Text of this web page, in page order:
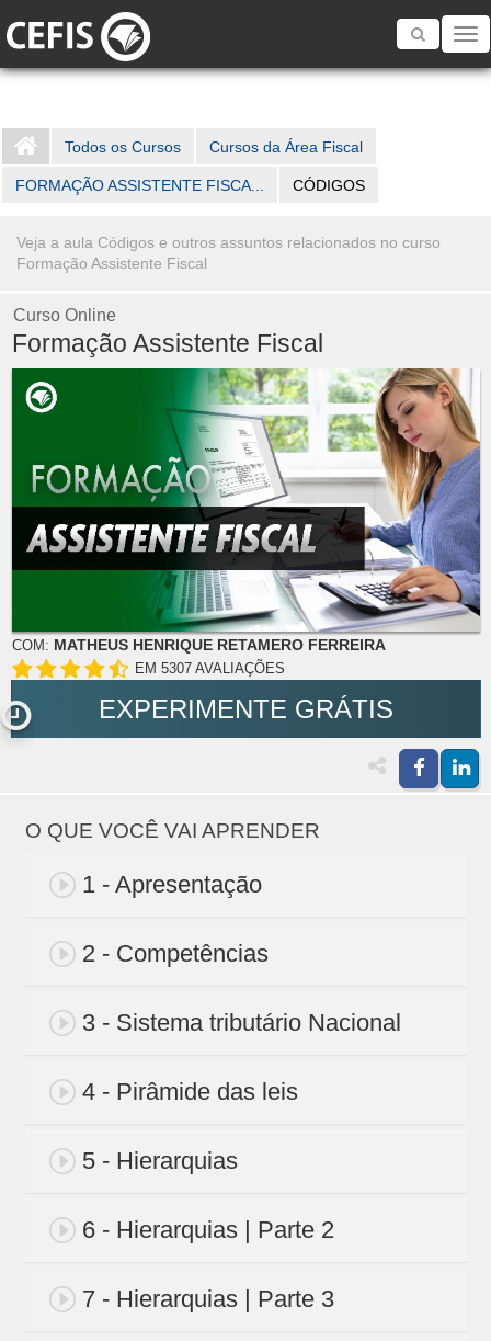
Toggle
Todos os Cursos Cursos da Área Fiscal
FORMAÇÃO ASSISTENTE FISCA... CÓDIGOS
Veja a aula Códigos e outros assuntos relacionados no curso
Formação Assistente Fiscal
Curso Online
Formação Assistente Fiscal
COM: MATHEUS HENRIQUE RETAMERO FERREIRA
EM 5307 AVALIAÇÕES
EXPERIMENTE GRÁTIS
O QUE VOCÊ VAI APRENDER
1 - Apresentação
2 - Competências
3 - Sistema tributário Nacional
4 - Pirâmide das leis
5 - Hierarquias
6 - Hierarquias | Parte 2
7 - Hierarquias | Parte 3